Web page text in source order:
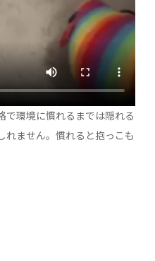
で環境に慣れるまでは隠れる
れません。慣れると抱っこも